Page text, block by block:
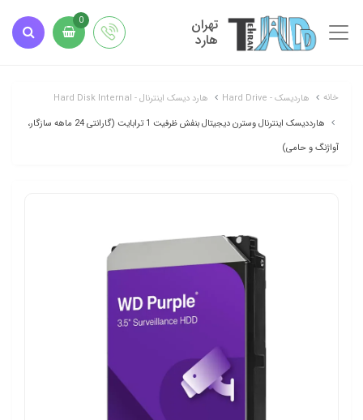
تهران
هارد
0
خانه هاردیسک - Hard Drive
هارد دیسک اینترنال - Hard Disk Internal
هارددیسک اینترنال وسترن دیجیتال بنفش ظرفیت 1 ترابایت (گارانتی 24 ماهه سازگار،
آواژنگ و حامی)